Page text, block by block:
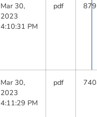
Mar 30,
2023
4:10:31 PM
pdf
Mar 30,
2023
4:11:29 PM
pdf